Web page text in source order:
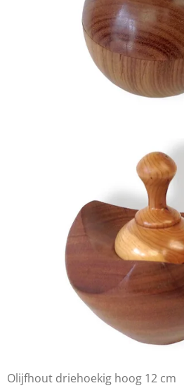
Olijfhout driehoekig hoog 12 cm